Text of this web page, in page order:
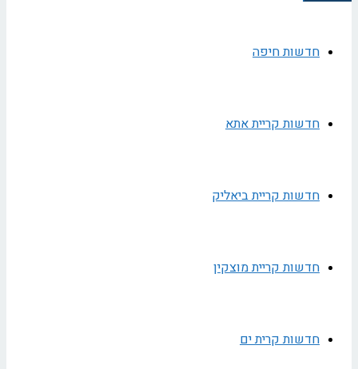
חדשות חיפה
חדשות קריית אתא
חדשות קריית ביאליק
חדשות קריית מוצקין
חדשות קרית ים